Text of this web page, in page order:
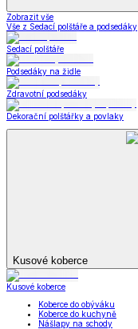
Zobrazit vše
Vše z Sedací polštáře a podsedáky
Sedací polštáře
Podsedáky na židle
Zdravotní podsedáky
Dekorační polštářky a povlaky
Kusové koberce
Kusové koberce
Koberce do obýváku
Koberce do kuchyně
Nášlapy na schody